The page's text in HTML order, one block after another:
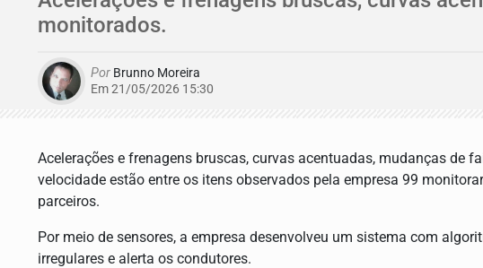
monitorados.
Por Brunno Moreira
Em 21/05/2026 15:30
Acelerações e frenagens bruscas, curvas acentuadas, mudanças de
velocidade estão entre os itens observados pela empresa 99
parceiros.
Por meio de sensores, a empresa desenvolveu um sistema com
irregulares e alerta os condutores.